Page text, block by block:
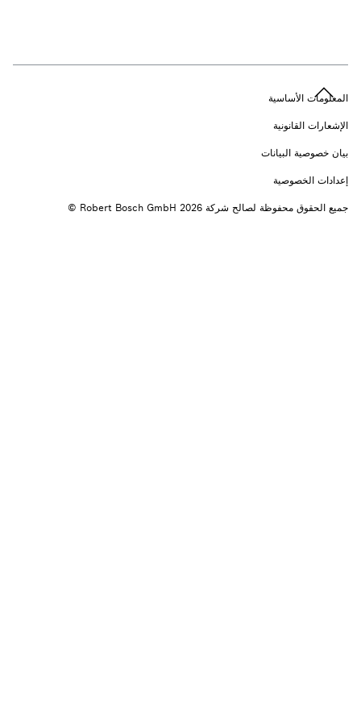
المعلومات الأساسية
الإشعارات القانونية
بيان خصوصية البيانات
إعدادات الخصوصية
جميع الحقوق محفوظة لصالح شركة 2026 ‎© Robert Bosch GmbH